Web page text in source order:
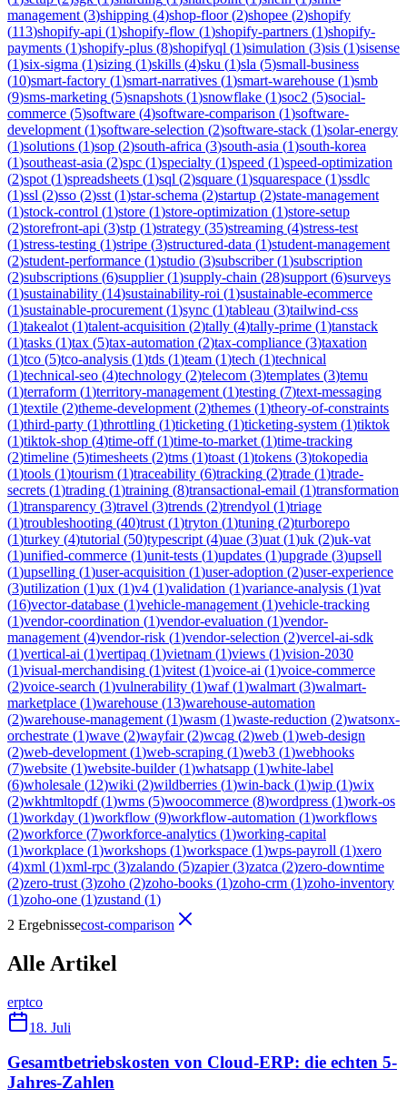
management (3)shipping (4)shop-floor(2)shopee (2)shopify
(113)shopify-api (1)shopify-flow (1)shopify-partners (1)shopify-
payments (1)shopify-plus (8)shopifyql (1)simulation (3)sis (1)sisense
(1)six-sigma (1)sizing (1)skills (4)sku (1)sla (5)small-business
(10)smart-factory (1)smart-narratives (1)smart-warehouse (1)smb
(9)sms-marketing (5)snapshots (1)snowflake (1)soc2 (5)social-
commerce (5)software (4)software-comparison (1)software-
development (1)software-selection (2)software-stack (1)solar-energy
(1)solutions (1)sop (2)south-africa (3)south-asia (1)south-korea
(1)southeast-asia (2)spc (1)specialty (1)speed (1)speed-optimization
(2)spot (1)spreadsheets (1)sql (2)square (1)squarespace (1)ssdlc
(1)ssl (2)sso (2)sst (1)star-schema (2)startup (2)state-management
(1)stock-control (1)store (1)store-optimization (1)store-setup
(2)storefront-api (3)stp (1)strategy (35)streaming (4)stress-test
(1)stress-testing (1)stripe (3)structured-data (1)student-management
(2)student-performance (1)studio (3)subscriber(1)subscription
(2)subscriptions (6)supplier(1)supply-chain (28)support (6)surveys
(1)sustainability (14)sustainability-roi (1)sustainable-ecommerce
(1)sustainable-procurement (1)sync (1)tableau (3)tailwind-css
(1)takealot (1)talent-acquisition (2)tally (4)tally-prime (1)tanstack
(1)tasks (1)tax (5)tax-automation (2)tax-compliance (3)taxation
(1)tco (5)tco-analysis (1)tds (1)team (1)tech (1)technical
(1)technical-seo (4)technology (2)telecom (3)templates (3)temu
(1)terraform (1)territory-management (1)testing (7)text-messaging
(1)textile (2)theme-development (2)themes (1)theory-of-constraints
(1)third-party (1)throttling (1)ticketing (1)ticketing-system (1)tiktok
(1)tiktok-shop (4)time-off(1)time-to-market (1)time-tracking
(2)timeline (5)timesheets (2)tms (1)toast (1)tokens (3)tokopedia
(1)tools (1)tourism (1)traceability (6)tracking (2)trade (1)trade-
secrets (1)trading (1)training (8)transactional-email (1)transformation
(1)transparency (3)travel (3)trends (2)trendyol (1)triage
(1)troubleshooting (40)trust (1)tryton (1)tuning (2)turborepo
(1)turkey (4)tutorial (50)typescript (4)uae (3)uat (1)uk (2)uk-vat
(1)unified-commerce (1)unit-tests (1)updates (1)upgrade (3)upsell
(1)upselling (1)user-acquisition (1)user-adoption (2)user-experience
(3)utilization (1)ux (1)v4 (1)validation (1)variance-analysis (1)vat
(16)vector-database (1)vehicle-management (1)vehicle-tracking
(1)vendor-coordination (1)vendor-evaluation (1)vendor-
management (4)vendor-risk (1)vendor-selection (2)vercel-ai-sdk
(1)vertical-ai (1)vertipaq (1)vietnam (1)views (1)vision-2030
(1)visual-merchandising (1)vitest (1)voice-ai (1)voice-commerce
(2)voice-search (1)vulnerability (1)waf(1)walmart (3)walmart-
marketplace (1)warehouse (13)warehouse-automation
(2)warehouse-management (1)wasm (1)waste-reduction (2)watsonx-
orchestrate (1)wave (2)wayfair(2)wcag (2)web (1)web-design
(2)web-development (1)web-scraping (1)web3 (1)webhooks
(7)website (1)website-builder(1)whatsapp (1)white-label
(6)wholesale (12)wiki (2)wildberries (1)win-back (1)wip (1)wix
(2)wkhtmltopdf(1)wms (5)woocommerce (8)wordpress (1)work-os
(1)workday (1)workflow (9)workflow-automation (1)workflows
(2)workforce (7)workforce-analytics (1)working-capital
(1)workplace (1)workshops (1)workspace (1)wps-payroll (1)xero
(4)xml (1)xml-rpc (3)zalando (5)zapier(3)zatca (2)zero-downtime
(2)zero-trust (3)zoho (2)zoho-books (1)zoho-crm (1)zoho-inventory
(1)zoho-one (1)zustand (1)
2 Ergebnissecost-comparison
Alle Artikel
erptco
18. Juli
Gesamtbetriebskosten von Cloud-ERP: die echten 5-
Jahres-Zahlen